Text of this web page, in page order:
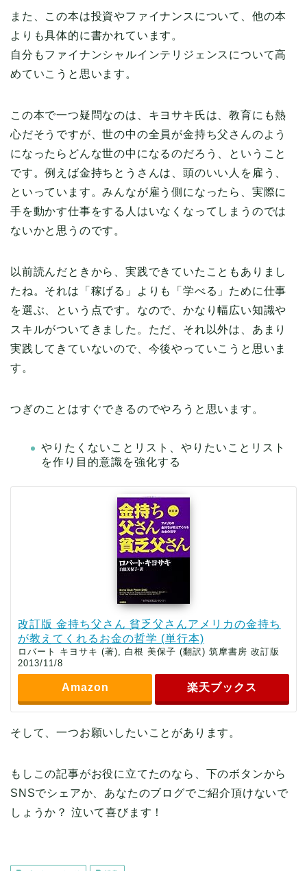
また、この本は投資やファイナンスについて、他の本
よりも具体的に書かれています。
自分もファイナンシャルインテリジェンスについて高
めていこうと思います。
この本で一つ疑問なのは、キヨサキ氏は、教育にも熱
心だそうですが、世の中の全員が金持ち父さんのよう
になったらどんな世の中になるのだろう、ということ
です。例えば金持ちとうさんは、頭のいい人を雇う、
といっています。みんなが雇う側になったら、実際に
手を動かす仕事をする人はいなくなってしまうのでは
ないかと思うのです。
以前読んだときから、実践できていたこともありまし
たね。それは「稼げる」よりも「学べる」ために仕事
を選ぶ、という点です。なので、かなり幅広い知識や
スキルがついてきました。ただ、それ以外は、あまり
実践してきていないので、今後やっていこうと思いま
す。
つぎのことはすぐできるのでやろうと思います。
やりたくないことリスト、やりたいことリスト
を作り目的意識を強化する
改訂版 金持ち父さん 貧乏父さんアメリカの金持ち
が教えてくれるお金の哲学 (単行本)
ロバート キヨサキ (著), 白根 美保子 (翻訳) 筑摩書房 改訂版
2013/11/8
Amazon 楽天ブックス
そして、一つお願いしたいことがあります。
もしこの記事がお役に立てたのなら、下のボタンから
SNSでシェアか、あなたのブログでご紹介頂けないで
しょうか？ 泣いて喜びます！